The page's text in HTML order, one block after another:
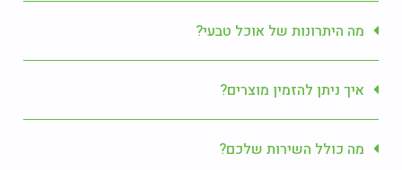
מה היתרונות של אוכל טבעי?
איך ניתן להזמין מוצרים?
מה כולל השירות שלכם?